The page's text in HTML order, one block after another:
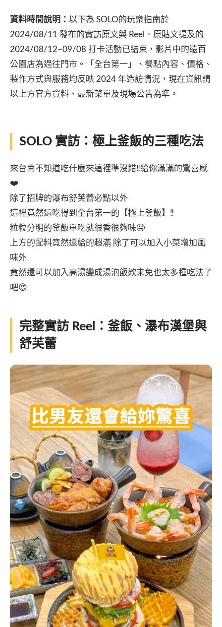
資料時間說明： 以下為 SOLO的玩樂指南於
2024/08/11 發布的實訪原文與 Reel。原貼文提及的
2024/08/12–09/08 打卡活動已結束，影片中的遠百
公園店為過往門市。「全台第一」、餐點內容、價格、
製作方式與服務均反映 2024 年造訪情況，現在資訊請
以上方官方資料、最新菜單及現場公告為準。
SOLO 實訪：極上釜飯的三種吃法
來台南不知道吃什麼來這裡準沒錯‼️給你滿滿的驚喜感
❤️
除了招牌的瀑布舒芙蕾必點以外
這裡竟然還吃得到全台第一的【極上釜飯】‼️
粒粒分明的釜飯單吃就很香很夠味🤤
上方的配料竟然還給的超滿 除了可以加入小菜增加風
味外
竟然還可以加入高湯變成湯泡飯欸未免也太多種吃法了
吧😍
完整實訪 Reel：釜飯、瀑布漢堡與
舒芙蕾